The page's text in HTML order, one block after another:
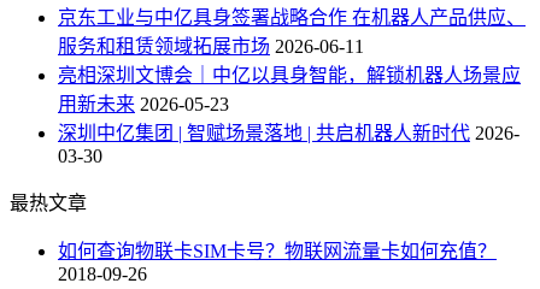
京东工业与中亿具身签署战略合作 在机器人产品供应、
服务和租赁领域拓展市场 2026-06-11
亮相深圳文博会｜中亿以具身智能，解锁机器人场景应
用新未来 2026-05-23
深圳中亿集团 | 智赋场景落地 | 共启机器人新时代 2026-
03-30
最热文章
如何查询物联卡SIM卡号？物联网流量卡如何充值？
2018-09-26